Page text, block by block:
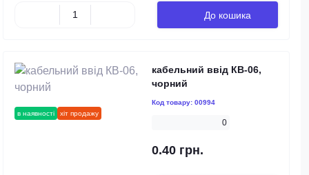
До кошика
в наявності хіт продажу
кабельний ввід КВ-06,
чорний
Код товару: 00994
0
0.40 грн.